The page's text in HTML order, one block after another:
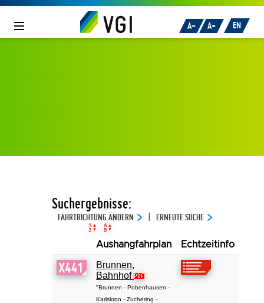
zur Navigation
A- A+ EN
Suchergebnisse:
FAHRTRICHTUNG ÄNDERN ERNEUTE SUCHE
Aushangfahrplan Echtzeitinfo
Brunnen,
Bahnhof
"Brunnen - Pobenhausen -
Karlskron - Zuchering -